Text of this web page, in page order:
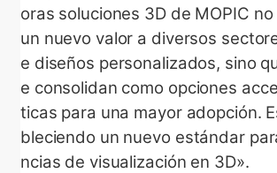
oras soluciones 3D de MOPIC
un nuevo valor a diversos
e diseños personalizados, sino
e consolidan como opciones
ticas para una mayor adopción.
bleciendo un nuevo estándar
ncias de visualización en 3D».